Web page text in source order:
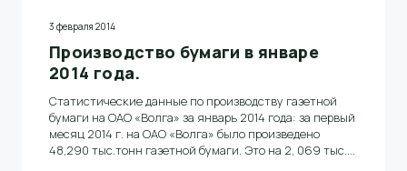
3 февраля 2014
Производство бумаги в январе
2014 года.
Статистические данные по производству газетной
бумаги на ОАО «Волга» за январь 2014 года: за первый
месяц 2014 г. на ОАО «Волга» было произведено
48,290 тыс.тонн газетной бумаги. Это на 2, 069 тыс.